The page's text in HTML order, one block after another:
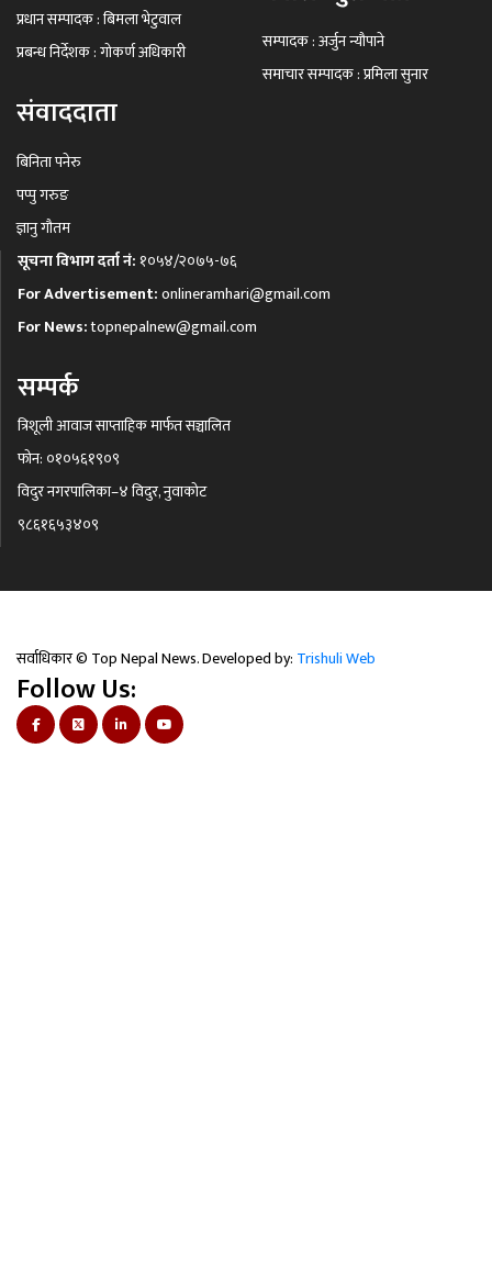
प्रधान सम्पादक : बिमला भेटुवाल
प्रबन्ध निर्देशक : गोकर्ण अधिकारी
सम्पादक : अर्जुन न्यौपाने
समाचार सम्पादक : प्रमिला सुनार
संवाददाता
बिनिता पनेरु
पप्पु गरुङ
ज्ञानु गौतम
सूचना विभाग दर्ता नं: १०५४/२०७५-७६
For Advertisement:onlineramhari@gmail.com
For News:topnepalnew@gmail.com
सम्पर्क
त्रिशूली आवाज साप्ताहिक मार्फत सञ्चालित
फोन: ०१०५६१९०९
विदुर नगरपालिका–४ विदुर, नुवाकोट
९८६१६५३४०९
सर्वाधिकार © Top Nepal News. Developed by: Trishuli Web
Follow Us: